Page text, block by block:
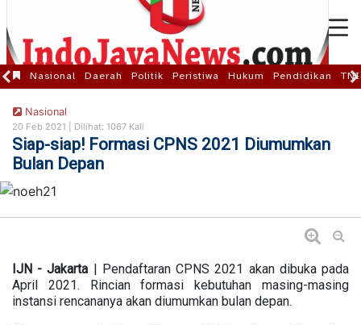
Nasional Daerah Politik Peristiwa Hukum Pendidikan
Nasional
20 Feb 2021 | Dilihat: 1067 Kali
Siap-siap! Formasi CPNS 2021 Diumumkan
Bulan Depan
IJN - Jakarta | Pendaftaran CPNS 2021 akan dibuka pada
April 2021. Rincian formasi kebutuhan masing-masing
instansi rencananya akan diumumkan bulan depan.